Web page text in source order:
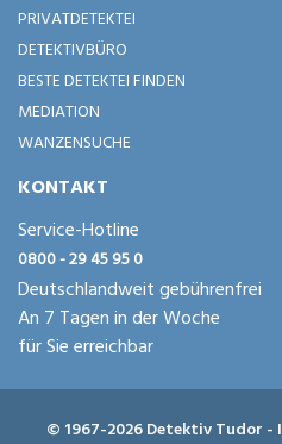
PRIVATDETEKTEI
DETEKTIVBÜRO
BESTE DETEKTEI FINDEN
MEDIATION
WANZENSUCHE
KONTAKT
Service-Hotline
0800 - 29 45 95 0
Deutschlandweit gebührenfrei
An 7 Tagen in der Woche
für Sie erreichbar
© 1967-2026 Detektiv Tudor -